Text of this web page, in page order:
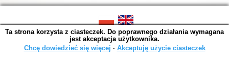
SOWA OPAC v. 6.11.10 (2026-07-24)
Wygenerowano w 0,0014 s.
Ta strona korzysta z ciasteczek. Do poprawnego działania wymagana
jest akceptacja użytkownika.
Chcę dowiedzieć się więcej ∙ Akceptuję użycie ciasteczek